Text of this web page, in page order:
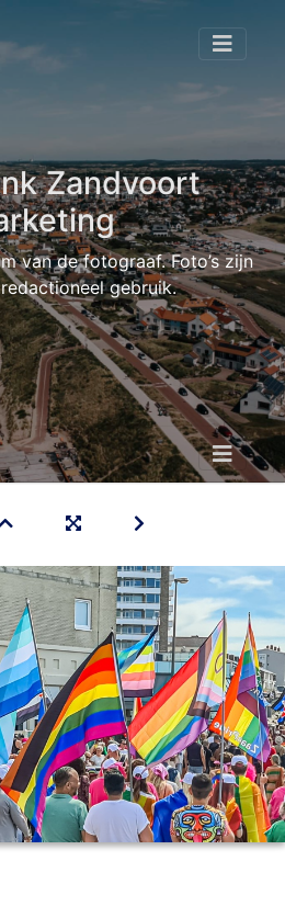
Zandvoort
van de fotograaf. Foto’s zijn
gebruik.
154112